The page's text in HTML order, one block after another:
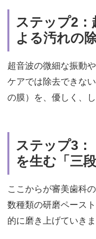
ステップ2：
よる汚れの
超音波の微細な振動
ケアでは除去できな
の膜）を、 優しく、
ステップ3：
を生む「三
ここからが審美歯科の
数種類の研磨ペース
的に磨き上げていきま